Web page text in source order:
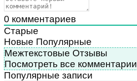
0 комментариев
Старые
Новые Популярные
Межтекстовые Отзывы
Посмотреть все комментарии
Популярные записи